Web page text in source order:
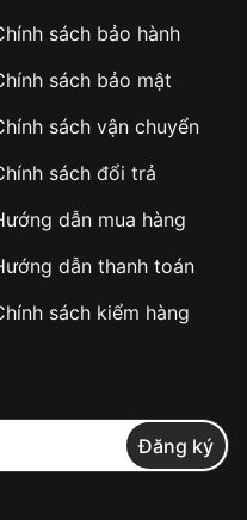
trước 10% giá trị đơn
khi nhận hàng hoặc
đơn không mong
sách bảo hành
sách bảo mật
sách vận chuyển
sách đổi trả
dẫn mua hàng
dẫn thanh toán
sách kiểm hàng
Đăng ký